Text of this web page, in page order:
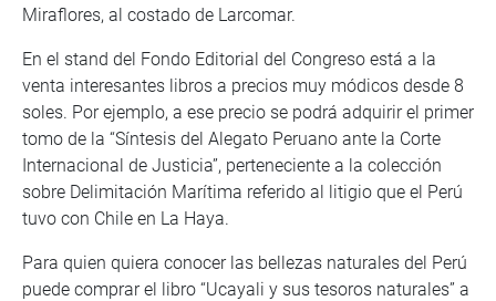
Miraflores, al costado de Larcomar.
En el stand del Fondo Editorial del Congreso está a la
venta interesantes libros a precios muy módicos desde 8
soles. Por ejemplo, a ese precio se podrá adquirir el primer
tomo de la “Síntesis del Alegato Peruano ante la Corte
Internacional de Justicia”, perteneciente a la colección
sobre Delimitación Marítima referido al litigio que el Perú
tuvo con Chile en La Haya.
Para quien quiera conocer las bellezas naturales del Perú
puede comprar el libro “Ucayali y sus tesoros naturales” a